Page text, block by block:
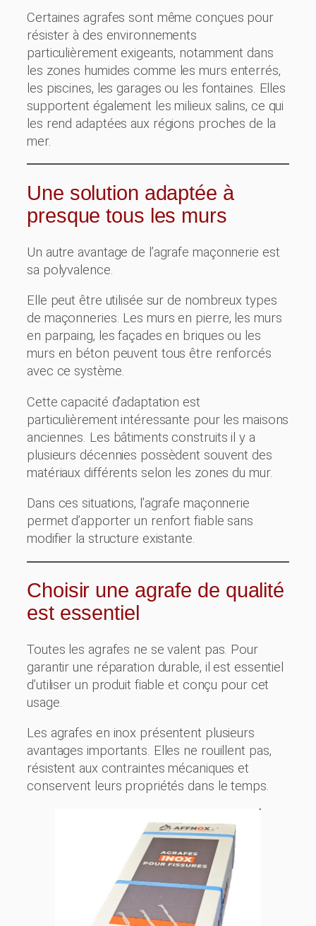
Certaines agrafes sont même conçues pour
résister à des environnements
particulièrement exigeants, notamment dans
les zones humides comme les murs enterrés,
les piscines, les garages ou les fontaines. Elles
supportent également les milieux salins, ce qui
les rend adaptées aux régions proches de la
mer.
Une solution adaptée à
presque tous les murs
Un autre avantage de l’agrafe maçonnerie est
sa polyvalence.
Elle peut être utilisée sur de nombreux types
de maçonneries. Les murs en pierre, les murs
en parpaing, les façades en briques ou les
murs en béton peuvent tous être renforcés
avec ce système.
Cette capacité d’adaptation est
particulièrement intéressante pour les maisons
anciennes. Les bâtiments construits il y a
plusieurs décennies possèdent souvent des
matériaux différents selon les zones du mur.
Dans ces situations, l’agrafe maçonnerie
permet d’apporter un renfort fiable sans
modifier la structure existante.
Choisir une agrafe de qualité
est essentiel
Toutes les agrafes ne se valent pas. Pour
garantir une réparation durable, il est essentiel
d’utiliser un produit fiable et conçu pour cet
usage.
Les agrafes en inox présentent plusieurs
avantages importants. Elles ne rouillent pas,
résistent aux contraintes mécaniques et
conservent leurs propriétés dans le temps.